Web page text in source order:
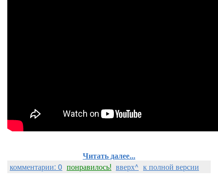
Читать далее...
комментарии: 0 понравилось! вверх^ к полной версии